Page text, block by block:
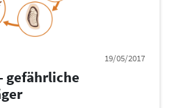
19/05/2017
gefährliche